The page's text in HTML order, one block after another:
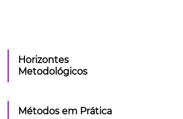
Horizontes
Metodológicos
Métodos em Prática